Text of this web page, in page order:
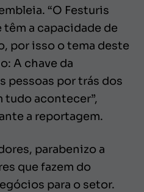
“O Festuris
têm a capacidade de
por isso o tema deste
A chave da
pessoas por trás dos
tudo acontecer”,
a reportagem.
parabenizo a
que fazem do
para o setor.